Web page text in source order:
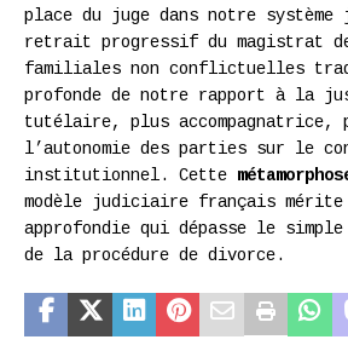
place du juge dans notre
retrait progressif du magistrat
familiales non conflictuelles
profonde de notre rapport à la
tutélaire, plus
l’autonomie des parties sur le
institutionnel. Cette
modèle judiciaire français
approfondie qui dépasse le
de la procédure de divorce.